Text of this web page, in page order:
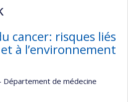
cancer: risques liés
à l’environnement
Département de médecine